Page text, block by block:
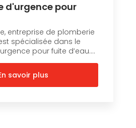
d'urgence pour
entreprise de plomberie
spécialisée dans le
pour fuite d’eau....
savoir plus